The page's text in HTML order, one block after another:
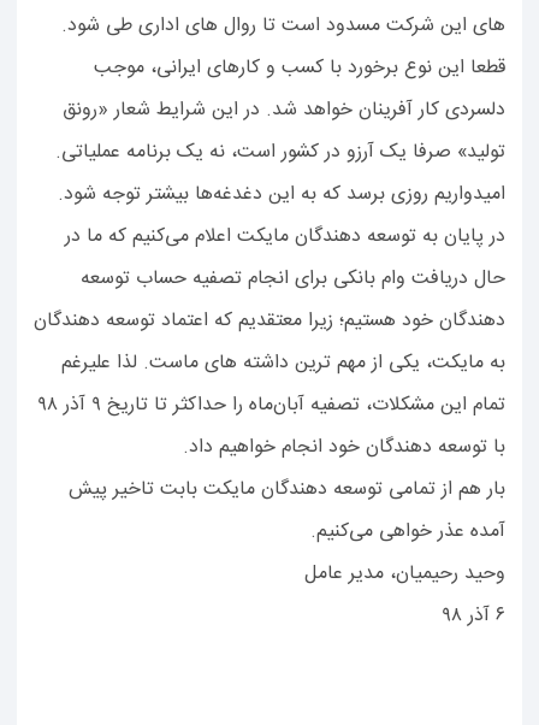
های این شرکت مسدود است تا روال های اداری طی شود.
قطعا این نوع برخورد با کسب و کارهای ایرانی، موجب
دلسردی کار آفرینان خواهد شد. در این شرایط شعار «رونق
تولید» صرفا یک آرزو در کشور است، نه یک برنامه عملیاتی.
امیدواریم روزی برسد که به این دغدغه‌ها بیشتر توجه شود.
در پایان به توسعه دهندگان مایکت اعلام می‌کنیم که ما در
حال دریافت وام بانکی برای انجام تصفیه حساب توسعه
دهندگان خود هستیم؛ زیرا معتقدیم که اعتماد توسعه دهندگان
به مایکت، یکی از مهم ترین داشته های ماست. لذا علیرغم
تمام این مشکلات، تصفیه آبان‌ماه را حداکثر تا تاریخ ۹ آذر ۹۸
با توسعه دهندگان خود انجام خواهیم داد.
بار هم از تمامی توسعه دهندگان مایکت بابت تاخیر پیش
آمده عذر خواهی می‌کنیم.
وحید رحیمیان، مدیر عامل
۶ آذر ۹۸